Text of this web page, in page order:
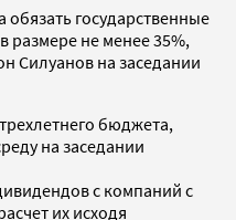
государственные
размере не менее 35%,
Силуанов на заседании
бюджета,
на заседании
с компаний с
их исходя